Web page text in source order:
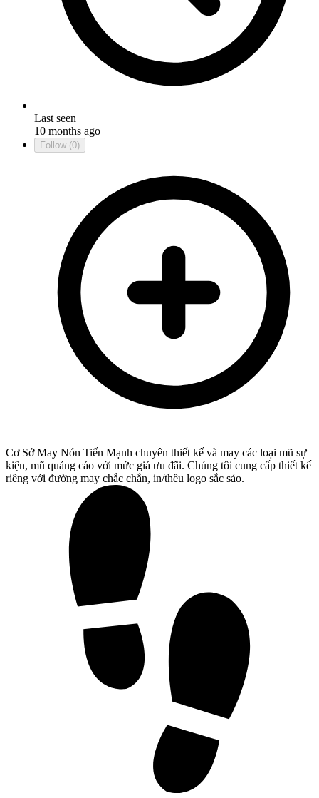
Last seen
10 months ago
Follow (0)
Cơ Sở May Nón Tiến Mạnh chuyên thiết kế và may các loại mũ sự
kiện, mũ quảng cáo với mức giá ưu đãi. Chúng tôi cung cấp thiết kế
riêng với đường may chắc chắn, in/thêu logo sắc sảo.